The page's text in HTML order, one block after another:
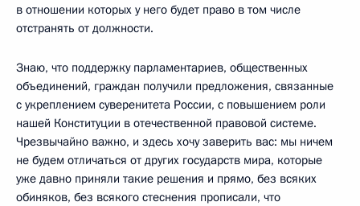
в отношении которых у него будет право в том числе
отстранять от должности.
Знаю, что поддержку парламентариев, общественных
объединений, граждан получили предложения, связанные
с укреплением суверенитета России, с повышением роли
нашей Конституции в отечественной правовой системе.
Чрезвычайно важно, и здесь хочу заверить вас: мы ничем
не будем отличаться от других государств мира, которые
уже давно приняли такие решения и прямо, без всяких
обиняков, без всякого стеснения прописали, что